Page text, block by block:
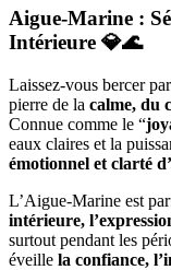
Aigue-Marine :
Intérieure 💎🌊
Laissez-vous bercer
pierre de la calme, du
Connue comme le “
eaux claires et la
émotionnel et clarté
L’Aigue-Marine est
intérieure,
surtout pendant les
éveille la confiance,